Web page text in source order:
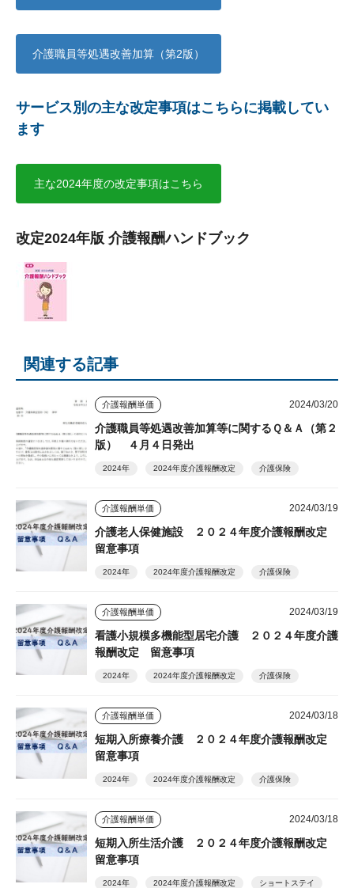
介護職員等処遇改善加算（第2版）
サービス別の主な改定事項はこちらに掲載してい
ます
主な2024年度の改定事項はこちら
改定2024年版 介護報酬ハンドブック
関連する記事
介護報酬単価 2024/03/20
介護職員等処遇改善加算等に関するＱ＆Ａ（第２
版） ４月４日発出
2024年 2024年度介護報酬改定 介護保険
介護報酬単価 2024/03/19
介護老人保健施設 ２０２４年度介護報酬改定
留意事項
2024年 2024年度介護報酬改定 介護保険
介護報酬単価 2024/03/19
看護小規模多機能型居宅介護 ２０２４年度介護
報酬改定 留意事項
2024年 2024年度介護報酬改定 介護保険
介護報酬単価 2024/03/18
短期入所療養介護 ２０２４年度介護報酬改定
留意事項
2024年 2024年度介護報酬改定 介護保険
介護報酬単価 2024/03/18
短期入所生活介護 ２０２４年度介護報酬改定
留意事項
2024年 2024年度介護報酬改定 ショートステイ